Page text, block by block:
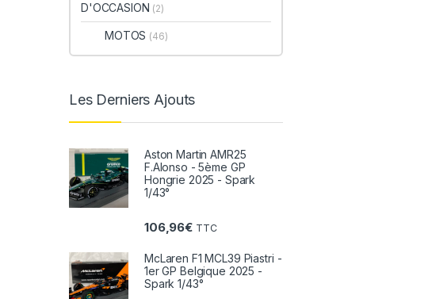
D'OCCASION (2)
MOTOS (46)
Les Derniers Ajouts
Aston Martin AMR25
F.Alonso - 5ème GP
Hongrie 2025 - Spark
1/43°
106,96€ TTC
McLaren F1 MCL39 Piastri -
1er GP Belgique 2025 -
Spark 1/43°